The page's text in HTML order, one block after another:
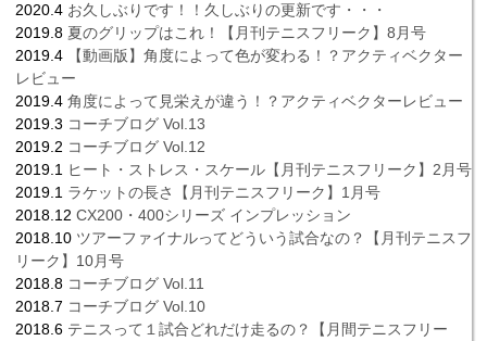
2020.4 お久しぶりです！！久しぶりの更新です・・・
2019.8 夏のグリップはこれ！【月刊テニスフリーク】8月号
2019.4
【動画版】角度によって色が変わる！？アクティベクター
レビュー
2019.4 角度によって見栄えが違う！？アクティベクターレビュー
2019.3 コーチブログ Vol.13
2019.2 コーチブログ Vol.12
2019.1 ヒート・ストレス・スケール【月刊テニスフリーク】2月号
2019.1 ラケットの長さ【月刊テニスフリーク】1月号
2018.12 CX200・400シリーズ インプレッション
2018.10 ツアーファイナルってどういう試合なの？【月刊テニスフ
リーク】10月号
2018.8 コーチブログ Vol.11
2018.7 コーチブログ Vol.10
2018.6 テニスって１試合どれだけ走るの？【月間テニスフリー